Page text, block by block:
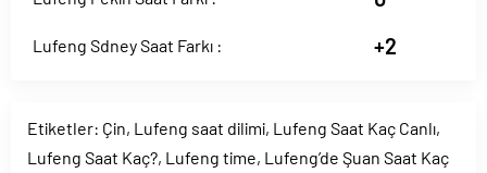
Lufeng Sdney Saat Farkı : +2
Etiketler: Çin, Lufeng saat dilimi, Lufeng Saat Kaç Canlı,
Lufeng Saat Kaç?, Lufeng time, Lufeng’de Şuan Saat Kaç